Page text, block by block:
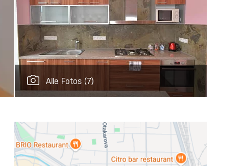
Alle Fotos (7)